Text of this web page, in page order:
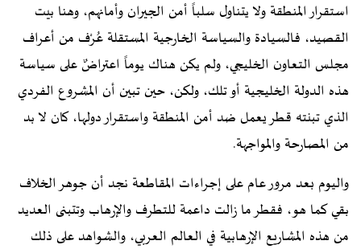
استقرار المنطقة ولا يتناول سلباً أمن الجيران وأمانهم، وهنا بيت
القصيد، فالسيادة والسياسة الخارجية المستقلة عُرْف من أعراف
مجلس التعاون الخليجي، ولم يكن هناك يوماً اعتراضٌ على سياسة
هذه الدولة الخليجية أو تلك، ولكن، حين تبين أن المشروع الفردي
الذي تبنته قطر يعمل ضد أمن المنطقة واستقرار دولها، كان لا بد
من المصارحة والمواجهة.
واليوم بعد مرور عام على إجراءات المقاطعة نجد أن جوهر الخلاف
بقي كما هو، فقطر ما زالت داعمة للتطرف والإرهاب وتتبنى العديد
من هذه المشاريع الإرهابية في العالم العربي، والشواهد على ذلك